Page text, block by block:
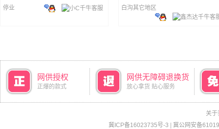
停业 白沟其它地区
网供授权
正爆的款式
网供无障碍退换货
放心拿货 贴心服务
关于
冀ICP备16023735号-3
冀公网安备